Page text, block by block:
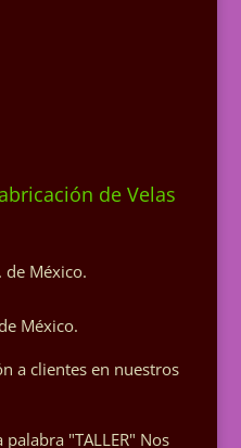
de Velas
de México.
México.
a clientes en nuestros
palabra "TALLER" Nos